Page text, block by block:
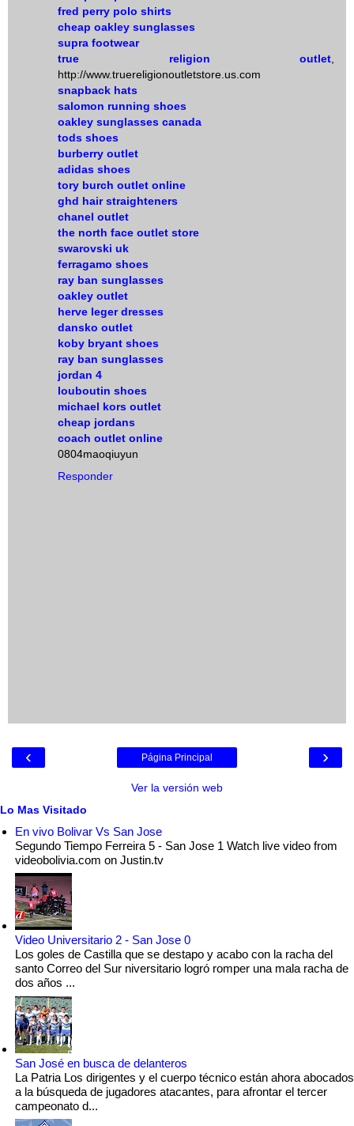
fred perry polo shirts
cheap oakley sunglasses
supra footwear
true religion outlet,
http://www.truereligionoutletstore.us.com
snapback hats
salomon running shoes
oakley sunglasses canada
tods shoes
burberry outlet
adidas shoes
tory burch outlet online
ghd hair straighteners
chanel outlet
the north face outlet store
swarovski uk
ferragamo shoes
ray ban sunglasses
oakley outlet
herve leger dresses
dansko outlet
koby bryant shoes
ray ban sunglasses
jordan 4
louboutin shoes
michael kors outlet
cheap jordans
coach outlet online
0804maoqiuyun
Responder
‹ ›
Página Principal
Ver la versión web
Lo Mas Visitado
En vivo Bolivar Vs San Jose
Segundo Tiempo Ferreira 5 - San Jose 1 Watch live video from
videobolivia.com on Justin.tv
Video Universitario 2 - San Jose 0
Los goles de Castilla que se destapo y acabo con la racha del
santo Correo del Sur niversitario logró romper una mala racha de
dos años ...
San José en busca de delanteros
La Patria Los dirigentes y el cuerpo técnico están ahora abocados
a la búsqueda de jugadores atacantes, para afrontar el tercer
campeonato d...